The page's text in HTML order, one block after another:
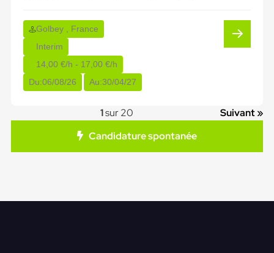
Golbey , France
Interim
14,00 €/h - 17,00 €/h
Du:06/08/26 Au:30/04/27
1sur 20
Suivant »
Candidature spontanée